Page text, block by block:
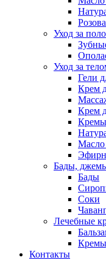
Уход за
Уход за
Гели
Крем
Крем
Кремы
Масло
Бады,
Бады
Соки
Лечебные
Контакты